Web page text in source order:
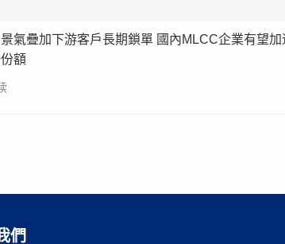
氣疊加下游客戶長期鎖單 國內MLCC企業有望加
額
們